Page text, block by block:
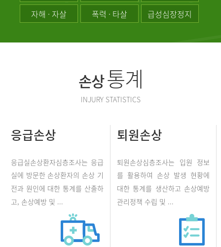
자해 · 자살
폭력 · 타살 급성심장정지
손상통계
INJURY STATISTICS
응급손상
응급실손상환자심층조사는 응급
실에 방문한 손상환자의 손상 기
전과 원인에 대한 통계를 산출하
고, 손상예방 및 ...
퇴원손상
퇴원손상심층조사는 입원 정보
를 활용하여 손상 발생 현황에
대한 통계를 생산하고 손상예방
관리정책 수립 및 ...